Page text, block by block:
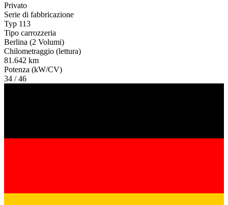
Privato
Serie di fabbricazione
Typ 113
Tipo carrozzeria
Berlina (2 Volumi)
Chilometraggio (lettura)
81.642 km
Potenza (kW/CV)
34 / 46